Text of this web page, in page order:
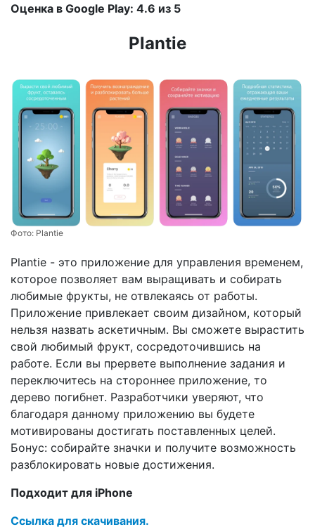
Оценка в Google Play: 4.6 из 5
Plantie
Фото: Plantie
Plantie - это приложение для управления временем,
которое позволяет вам выращивать и собирать
любимые фрукты, не отвлекаясь от работы.
Приложение привлекает своим дизайном, который
нельзя назвать аскетичным. Вы сможете вырастить
свой любимый фрукт, сосредоточившись на
работе. Если вы прервете выполнение задания и
переключитесь на стороннее приложение, то
дерево погибнет. Разработчики уверяют, что
благодаря данному приложению вы будете
мотивированы достигать поставленных целей.
Бонус: собирайте значки и получите возможность
разблокировать новые достижения.
Подходит для iPhone
Ссылка для скачивания.